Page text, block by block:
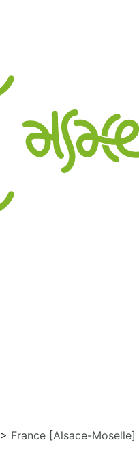
> France [Alsace-Moselle]